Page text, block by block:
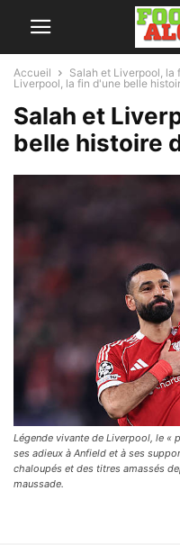
Accueil Salah et Liverpool, la
Liverpool, la fin d'une belle
Salah et
belle histoire
Légende vivante de Liverpool, le «
ses adieux à Anfield et à ses
chaloupés et des titres amassés
maussade.